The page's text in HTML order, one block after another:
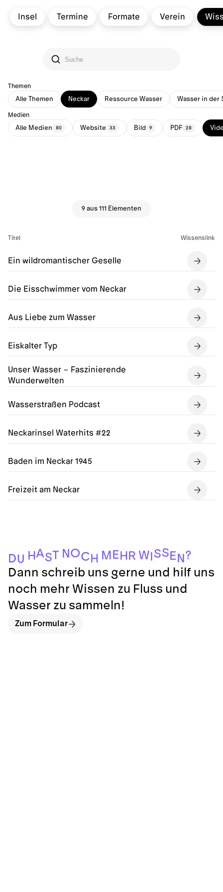
Insel Termine Formate Verein
Themen
Alle Themen Neckar Ressource Wasser Wasser in der
Medien
Alle Medien 80 Website 33 Bild 9 PDF 28
9 aus 111 Elementen
Titel Wissenslink
Ein wildromantischer Geselle
Die Eisschwimmer vom Neckar
Aus Liebe zum Wasser
Eiskalter Typ
Unser Wasser – Faszinierende
Wunderwelten
Wasserstraßen Podcast
Neckarinsel Waterhits #22
Baden im Neckar 1945
Freizeit am Neckar
DU H AST N OC H M E H R WISS E N ?
Dann schreib uns gerne und hilf uns
noch mehr Wissen zu Fluss und
Wasser zu sammeln!
Zum Formular